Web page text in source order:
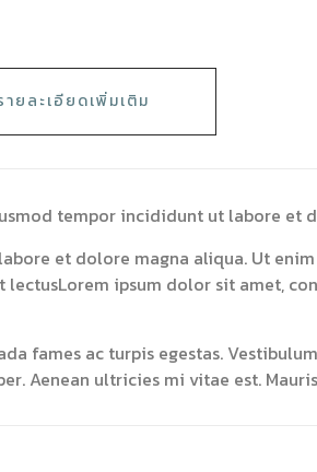
ายละเอียดเพิ่มเติม
tempor incididunt ut labore et
et dolore magna aliqua. Ut
ipsum dolor sit amet,
fames ac turpis egestas.
Aenean ultricies mi vitae est.